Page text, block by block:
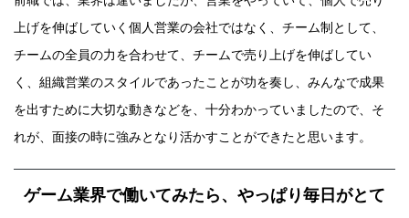
上げを伸ばしていく個人営業の会社ではなく、チーム制として、
チームの全員の力を合わせて、チームで売り上げを伸ばしてい
く、組織営業のスタイルであったことが功を奏し、みんなで成果
を出すために大切な動きなどを、十分わかっていましたので、そ
れが、面接の時に強みとなり活かすことができたと思います。
ゲーム業界で働いてみたら、やっぱり毎日がとて